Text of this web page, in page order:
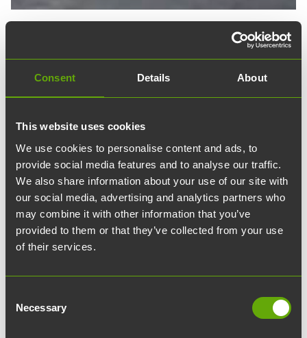
Consent Details About
This website uses cookies
We use cookies to personalise content and ads, to
provide social media features and to analyse our traffic.
We also share information about your use of our site with
our social media, advertising and analytics partners who
may combine it with other information that you’ve
provided to them or that they’ve collected from your use
of their services.
Selection
Necessary
Millainen on vetovoimainen
toimisto?
Jokainen toimistotyötä tekevä ihminen osaa
kuvitella mieleensä toimiston, jossa ei haluaisi
työskennellä. Mutta millainen on toimisto,
jossa ihmiset haluavat tehdä töitä? Onko
vastauksia yhtä monta kuin on vastaajia vai
määritelmää?
Työympäristöt vaikuttavat suoraan